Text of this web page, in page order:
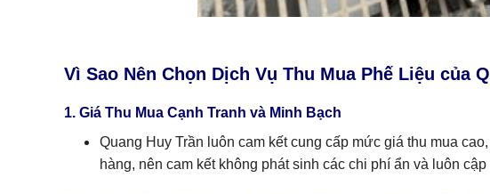
Vì Sao Nên Chọn Dịch Vụ Thu Mua Phế Liệu của
1. Giá Thu Mua Cạnh Tranh và Minh Bạch
Quang Huy Trần luôn cam kết cung cấp mức giá thu mua
hàng, nên cam kết không phát sinh các chi phí ẩn và luôn